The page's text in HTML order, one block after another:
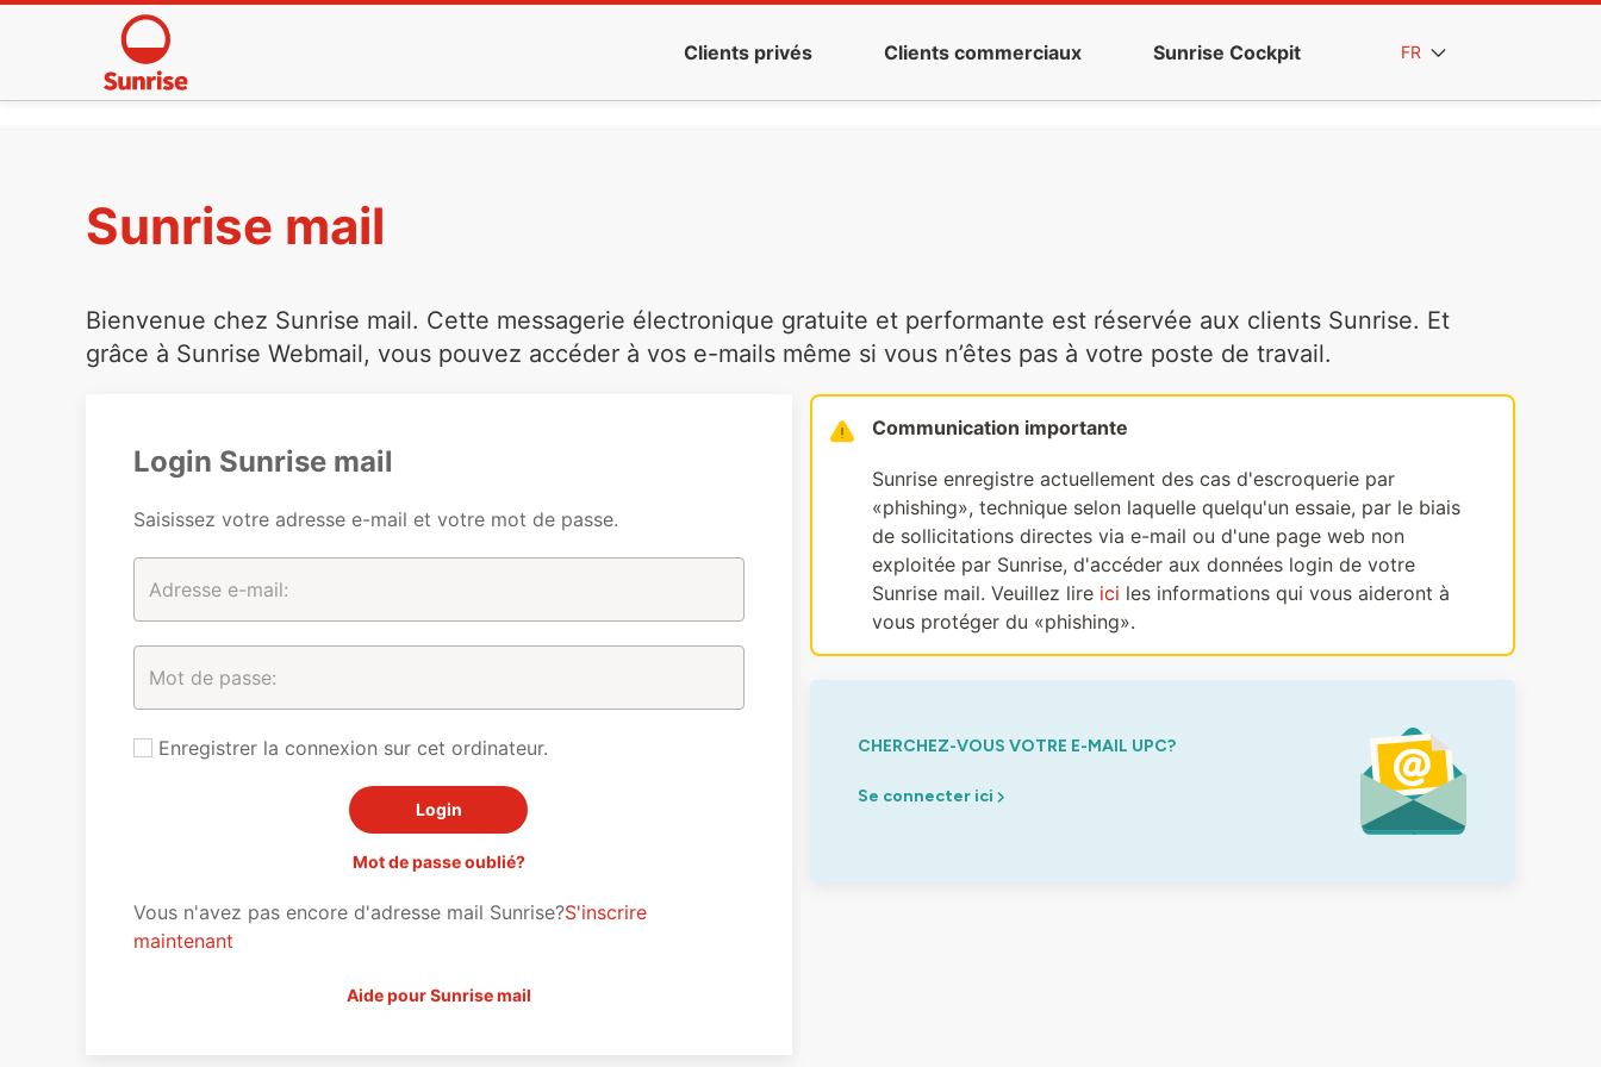
Clients privés Clients commerciaux Sunrise Cockpit FR
Sunrise mail
Bienvenue chez Sunrise mail. Cette messagerie électronique gratuite et performante est réservée aux clients Sunrise. Et
grâce à Sunrise Webmail, vous pouvez accéder à vos e-mails même si vous n’êtes pas à votre poste de travail.
Login Sunrise mail
Saisissez votre adresse e-mail et votre mot de passe.
Enregistrer la connexion sur cet ordinateur.
Mot de passe oublié?
Vous n'avez pas encore d'adresse mail Sunrise?S'inscrire
maintenant
Aide pour Sunrise mail
Communication importante
Sunrise enregistre actuellement des cas d'escroquerie par
«phishing», technique selon laquelle quelqu'un essaie, par le biais
de sollicitations directes via e-mail ou d'une page web non
exploitée par Sunrise, d'accéder aux données login de votre
Sunrise mail. Veuillez lire ici les informations qui vous aideront à
vous protéger du «phishing».
CHERCHEZ-VOUS VOTRE E-MAIL UPC?
Se connecter ici